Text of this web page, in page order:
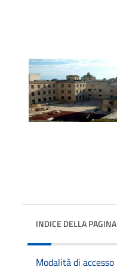
INDICE DELLA PAGINA
Modalità di accesso